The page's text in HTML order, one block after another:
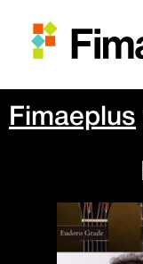
Fimaeplus